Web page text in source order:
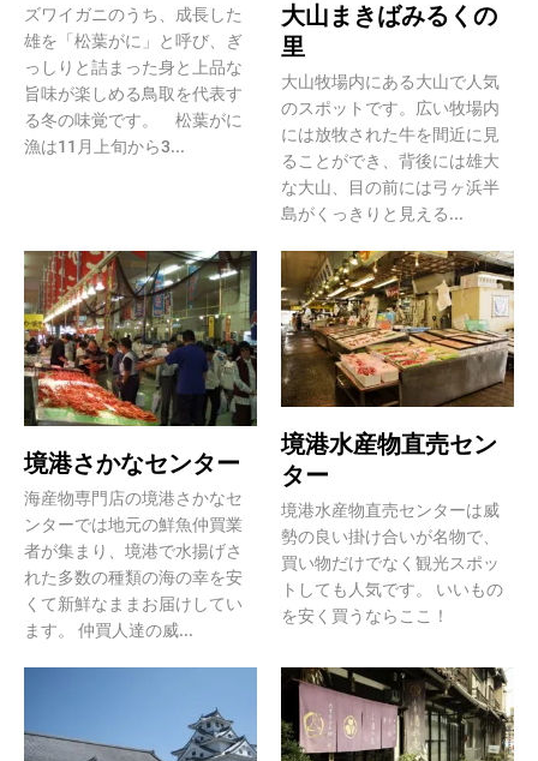
ズワイガニのうち、成長した
雄を「松葉がに」と呼び、ぎ
っしりと詰まった身と上品な
旨味が楽しめる鳥取を代表す
る冬の味覚です。 松葉がに
漁は11月上旬から3...
大山まきばみるくの
里
大山牧場内にある大山で人気
のスポットです。広い牧場内
には放牧された牛を間近に見
ることができ、背後には雄大
な大山、目の前には弓ヶ浜半
島がくっきりと見える...
境港さかなセンター
海産物専門店の境港さかなセ
ンターでは地元の鮮魚仲買業
者が集まり、境港で水揚げさ
れた多数の種類の海の幸を安
くて新鮮なままお届けしてい
ます。 仲買人達の威...
境港水産物直売セン
ター
境港水産物直売センターは威
勢の良い掛け合いが名物で、
買い物だけでなく観光スポッ
トしても人気です。 いいもの
を安く買うならここ！